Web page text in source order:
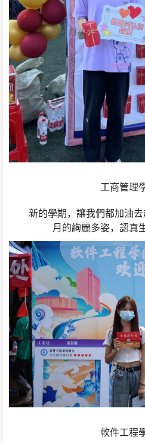
工商管理
新的學期，讓我們都加油
月的絢麗多姿，認真
軟件工程